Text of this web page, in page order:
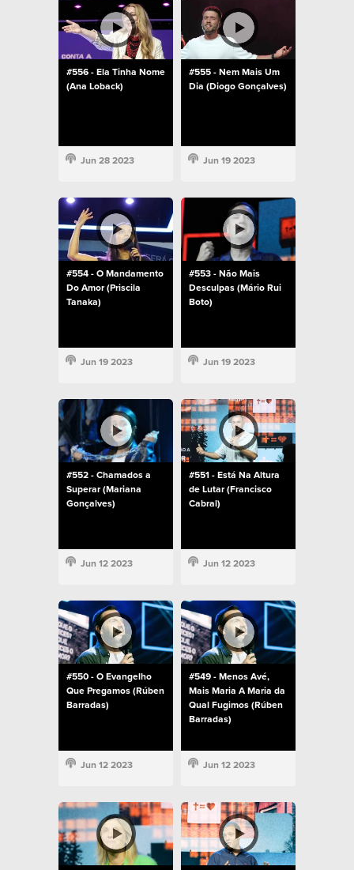
#556 - Ela Tinha Nome
(Ana Loback)
Jun 28 2023
#555 - Nem Mais Um
Dia (Diogo Gonçalves)
Jun 19 2023
#554 - O Mandamento
Do Amor (Priscila
Tanaka)
Jun 19 2023
#553 - Não Mais
Desculpas (Mário Rui
Boto)
Jun 19 2023
#552 - Chamados a
Superar (Mariana
Gonçalves)
Jun 12 2023
#551 - Está Na Altura
de Lutar (Francisco
Cabral)
Jun 12 2023
#550 - O Evangelho
Que Pregamos (Rúben
Barradas)
Jun 12 2023
#549 - Menos Avé,
Mais Maria A Maria da
Qual Fugimos (Rúben
Barradas)
Jun 12 2023